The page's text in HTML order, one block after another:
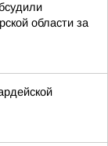
области за